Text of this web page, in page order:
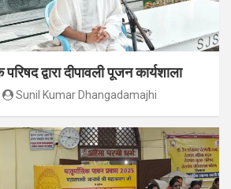
द्वारा दीपावली पूजन कार्यशाला
Sunil Kumar Dhangadamajhi